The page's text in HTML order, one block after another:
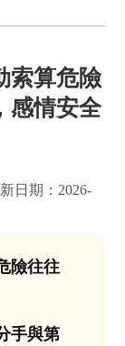
索算危險
感情安全
日期：2026-
險往往
手與第